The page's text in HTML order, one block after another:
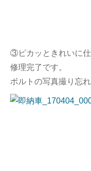
③ピカッときれいに仕
修理完了です。
ボルトの写真撮り忘